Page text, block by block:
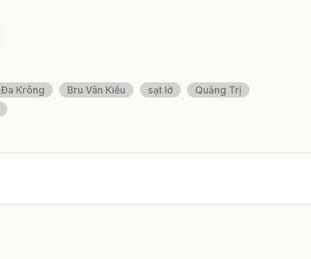
Đa Krông Bru Vân Kiều sạt lở
Quảng Trị